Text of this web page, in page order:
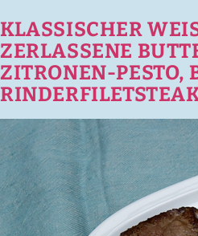
KLASSISCHER
ZERLASSENE
ZITRONEN-PESTO,